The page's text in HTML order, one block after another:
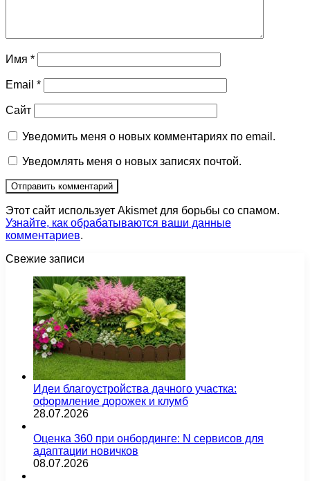
Имя *
Email *
Сайт
Уведомить меня о новых комментариях по email.
Уведомлять меня о новых записях почтой.
Этот сайт использует Akismet для борьбы со спамом.
Узнайте, как обрабатываются ваши данные
комментариев.
Свежие записи
Идеи благоустройства дачного участка:
оформление дорожек и клумб
28.07.2026
Оценка 360 при онбординге: N сервисов для
адаптации новичков
08.07.2026